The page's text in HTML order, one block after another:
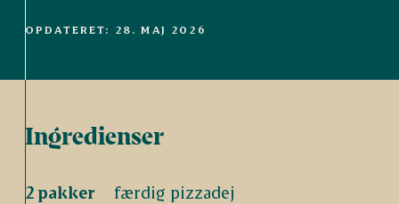
OPDATERET: 28. MAJ 2026
Ingredienser
2 pakker
færdig pizzadej